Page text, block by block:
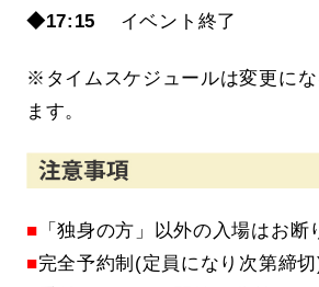
◆17:15 イベント終了
※タイムスケジュールは変更に
ます。
■ 「独身の方」以外の入場はお断
■完全予約制(定員になり次第締